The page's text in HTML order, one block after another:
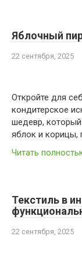
Яблочный
22 сентября, 2025
Откройте для
кондитерское
шедевр,
яблок и корицы,
Читать
Текстиль в
22 сентября, 2025